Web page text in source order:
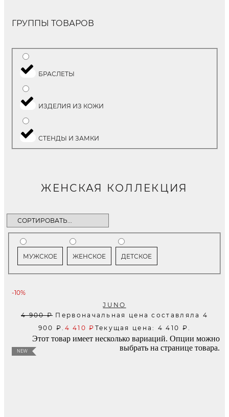
ГРУППЫ ТОВАРОВ
БРАСЛЕТЫ
ИЗДЕЛИЯ ИЗ КОЖИ
СТЕНДЫ И ЗАМКИ
ЖЕНСКАЯ КОЛЛЕКЦИЯ
МУЖСКОЕ ЖЕНСКОЕ ДЕТСКОЕ
-10%
JUNO
4 900₽ Первоначальная цена составляла 4
900 ₽. 4 410₽ Текущая цена: 4 410 ₽.
NEW
Этот товар имеет несколько вариаций. Опции можно
выбрать на странице товара.